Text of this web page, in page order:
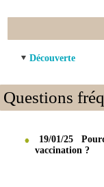
Découverte
Questions
19/01/25
vaccination ?